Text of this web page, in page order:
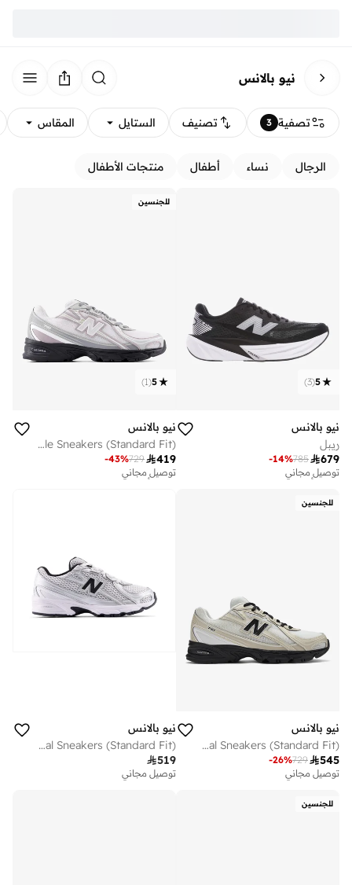
نيو بالانس
تصفية 3 تصنيف الستايل المقاس
الرجال نساء أطفال منتجات الأطفال
5
(
3
)
نيو بالانس
ريبل
679
785
-14%
توصيل مجاني
تم بيع أكثر من 20 مؤخرا
توصيل مجاني
تم بيع أكثر من 20 مؤخرا
للجنسين
5
(
1
)
نيو بالانس
Unisex 740 Lifestyle Sneakers (Standard Fit)
419
729
-43%
توصيل مجاني
تم بيع أكثر من 50 مؤخرا
للجنسين
نيو بالانس
Unisex 740 casual Sneakers (Standard Fit)
545
729
-26%
توصيل مجاني
نيو بالانس
Kids 740 Bungee Lace casual Sneakers (Standard Fit)
519
توصيل مجاني
للجنسين